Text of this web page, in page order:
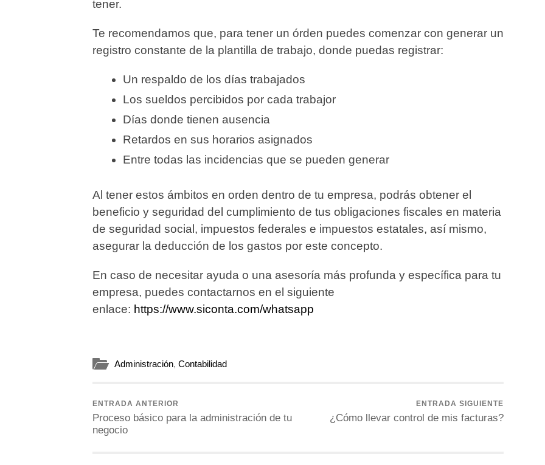
tener.
Te recomendamos que, para tener un órden puedes comenzar con generar un
registro constante de la plantilla de trabajo, donde puedas registrar:
Un respaldo de los días trabajados
Los sueldos percibidos por cada trabajor
Días donde tienen ausencia
Retardos en sus horarios asignados
Entre todas las incidencias que se pueden generar
Al tener estos ámbitos en orden dentro de tu empresa, podrás obtener el
beneficio y seguridad del cumplimiento de tus obligaciones fiscales en materia
de seguridad social, impuestos federales e impuestos estatales, así mismo,
asegurar la deducción de los gastos por este concepto.
En caso de necesitar ayuda o una asesoría más profunda y específica para tu
empresa, puedes contactarnos en el siguiente
enlace: https://www.siconta.com/whatsapp
Administración, Contabilidad
ENTRADA ANTERIOR
Proceso básico para la administración de tu
negocio
ENTRADA SIGUIENTE
¿Cómo llevar control de mis facturas?